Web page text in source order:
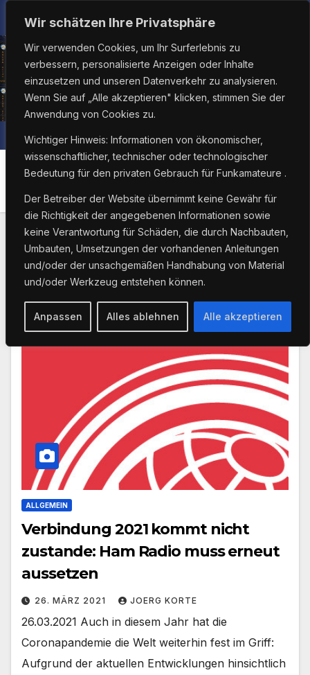
Wir schätzen Ihre Privatsphäre
Wir verwenden Cookies, um Ihr Surferlebnis zu
verbessern, personalisierte Anzeigen oder Inhalte
einzusetzen und unseren Datenverkehr zu analysieren.
Wenn Sie auf „Alle akzeptieren" klicken, stimmen Sie der
Anwendung von Cookies zu.
Wichtiger Hinweis: Informationen von ökonomischer,
wissenschaftlicher, technischer oder technologischer
Bedeutung für den privaten Gebrauch für Funkamateure .
Der Betreiber der Website übernimmt keine Gewähr für
die Richtigkeit der angegebenen Informationen sowie
keine Verantwortung für Schäden, die durch Nachbauten,
Umbauten, Umsetzungen der vorhandenen Anleitungen
und/oder der unsachgemäßen Handhabung von Material
und/oder Werkzeug entstehen können.
Anpassen Alles ablehnen Alle akzeptieren
Inhalt
springen
Mo.. Aug. 10th, 2026 8:27:28 PM
Monat:März 2021
ALLGEMEIN
Verbindung 2021 kommt nicht
zustande: Ham Radio muss erneut
aussetzen
26. MÄRZ 2021 JOERG KORTE
26.03.2021 Auch in diesem Jahr hat die
Coronapandemie die Welt weiterhin fest im Griff:
Aufgrund der aktuellen Entwicklungen hinsichtlich